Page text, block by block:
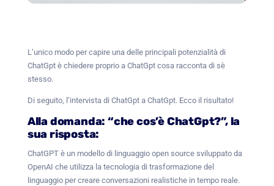
L’unico modo per capire una delle principali potenzialità di
ChatGpt è chiedere proprio a ChatGpt cosa racconta di sè
stesso.
Di seguito, l’intervista di ChatGpt a ChatGpt. Ecco il risultato!
Alla domanda: “che cos’è ChatGpt?”, la
sua risposta:
ChatGPT è un modello di linguaggio open source sviluppato da
OpenAI che utilizza la tecnologia di trasformazione del
linguaggio per creare conversazioni realistiche in tempo reale.